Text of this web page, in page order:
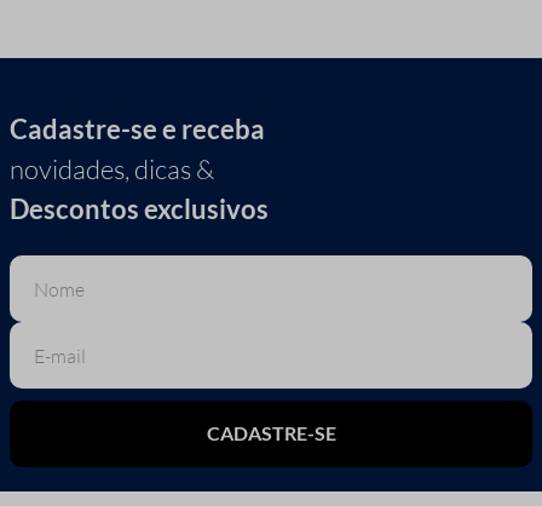
Cadastre-se e receba
novidades, dicas &
Descontos exclusivos
CADASTRE-SE